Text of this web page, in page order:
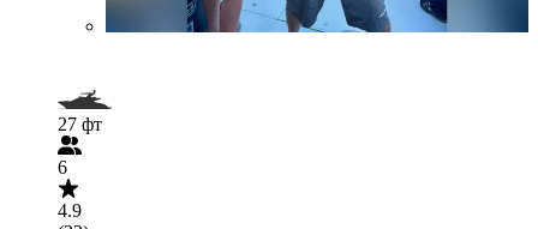
27 фт
6
4.9